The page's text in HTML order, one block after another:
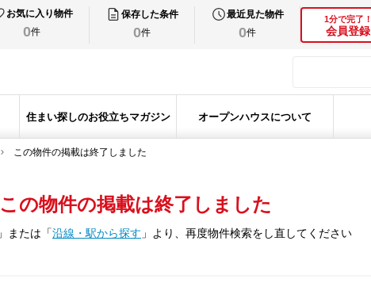
お気に入り物件
0件
保存した条件
0件
最近見た物件
0件
1分で完了！
会員登録
住まい探しのお役立ちマガジン オープンハウスについて
この物件の掲載は終了しました
この物件の掲載は終了しました
」 または 「沿線・駅から探す 」 より、再度物件検索をし直してください